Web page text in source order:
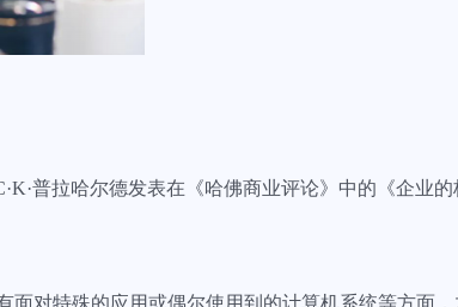
普拉哈尔德发表在《哈佛商业评论》中的《企业的
对特殊的应用或偶尔使用到的计算机系统等方面，